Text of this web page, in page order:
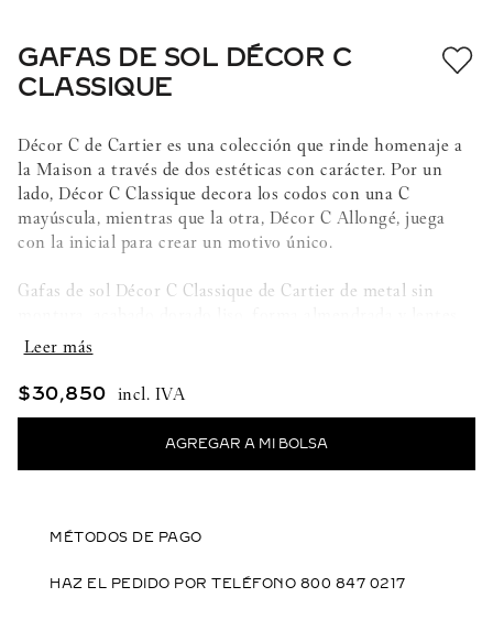
GAFAS DE SOL DÉCOR C
CLASSIQUE
Décor C de Cartier es una colección que rinde homenaje a
la Maison a través de dos estéticas con carácter. Por un
lado, Décor C Classique decora los codos con una C
mayúscula, mientras que la otra, Décor C Allongé, juega
con la inicial para crear un motivo único.
Gafas de sol Décor C Classique de Cartier de metal sin
gris degradado efecto espejo dorado. Dimensiones: lentes
$30,850
MÉTODOS DE PAGO
HAZ EL PEDIDO POR TELÉFONO 800 847 0217